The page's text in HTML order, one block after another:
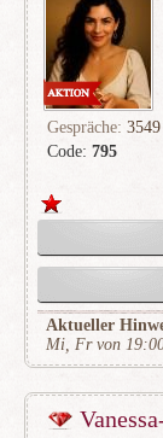
Code: 795
Gespräche: 3549
Aktueller
Mi, Fr von